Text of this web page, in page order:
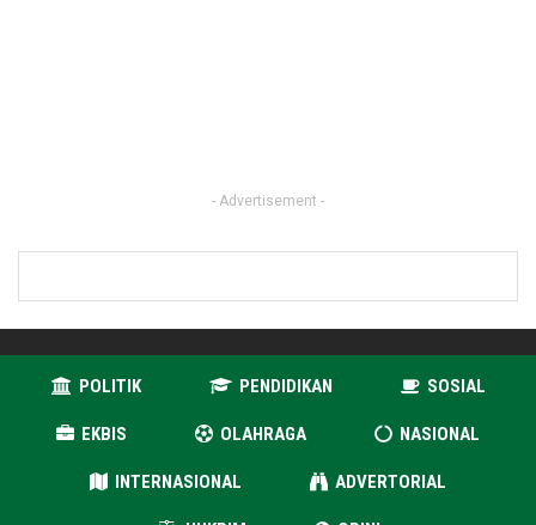
- Advertisement -
POLITIK PENDIDIKAN SOSIAL
EKBIS OLAHRAGA NASIONAL
INTERNASIONAL ADVERTORIAL